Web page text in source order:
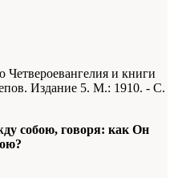
Четвероевангелия и книги
Издание 5. М.: 1910. - С.
собою, говоря: как Он